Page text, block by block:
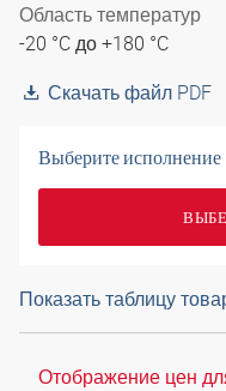
Область температур
-20 °C до +180 °C
Скачать файл PDF
Выберите исполнение
Показать таблицу
Отображение цен